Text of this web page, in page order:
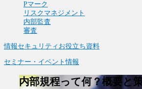
Pマーク
リスクマネジメント
内部監査
審査
情報セキュリティお役立ち資料
セミナー・イベント情報
内部規程って何？概要と